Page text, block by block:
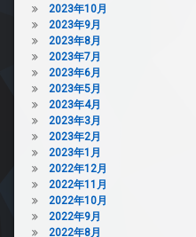
2023年10月
2023年9月
2023年8月
2023年7月
2023年6月
2023年5月
2023年4月
2023年3月
2023年2月
2023年1月
2022年12月
2022年11月
2022年10月
2022年9月
2022年8月